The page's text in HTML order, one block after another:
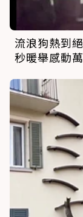
流浪狗熱到
秒暖舉感動